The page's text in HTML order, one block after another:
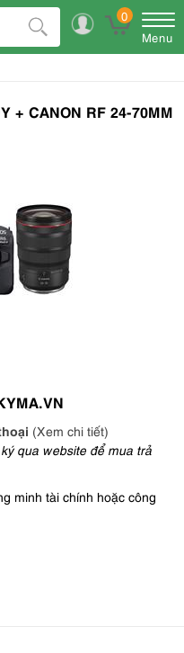
0
Menu
+ CANON RF 24-70MM
(Xem chi tiết)
qua website để mua trả
minh tài chính hoặc công